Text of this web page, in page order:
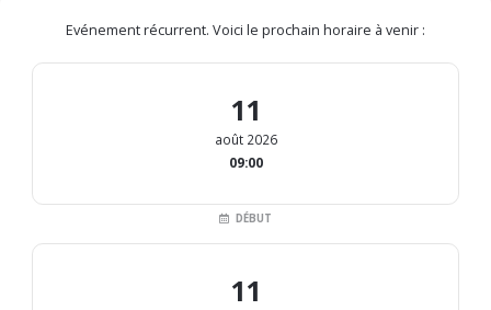
Evénement récurrent. Voici le prochain horaire à venir :
11
août 2026
09:00
DÉBUT
11